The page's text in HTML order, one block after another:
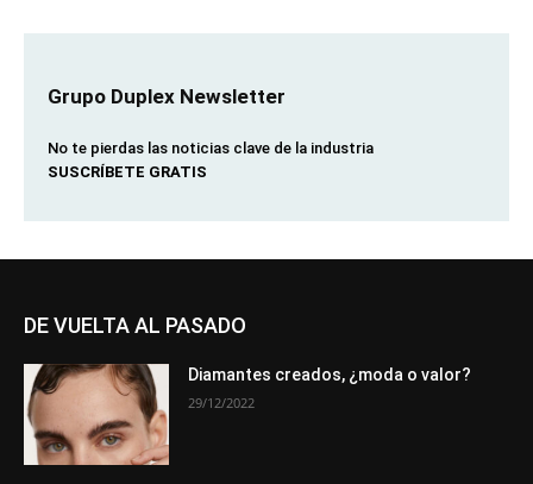
Grupo Duplex Newsletter
No te pierdas las noticias clave de la industria
SUSCRÍBETE GRATIS
DE VUELTA AL PASADO
Diamantes creados, ¿moda o valor?
29/12/2022